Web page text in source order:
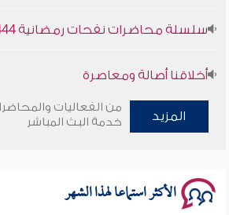
سلسلة محاضرات نفحات رمضانية 1444هـ
أخلاقنا أصالة ومعاصرة
وأمنهم من خوف 9
المزيد
من الفعاليات
خدمة البث المباشر
الأكثر استماعا لهذا الشهر